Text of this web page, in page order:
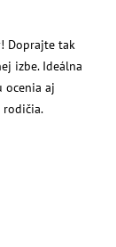
Doprajte tak
izbe. Ideálna
ocenia aj
rodičia.